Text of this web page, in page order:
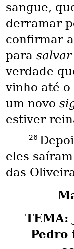
sangue,
derramar
confirmar
para salvar
verdade
vinho até o
um novo
estiver
26
eles
das
TEMA:
Pedro